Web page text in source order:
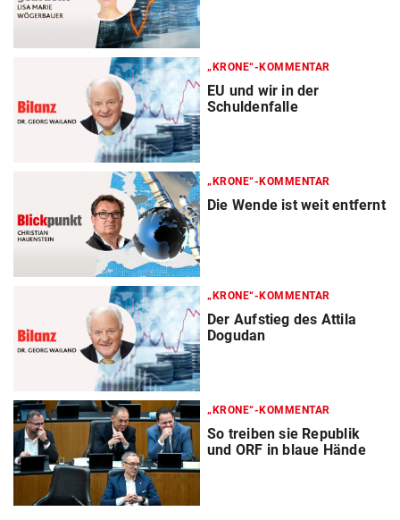
„KRONE“-KOMMENTAR
EU und wir in der
Schuldenfalle
„KRONE“-KOMMENTAR
Die Wende ist weit entfernt
„KRONE“-KOMMENTAR
Der Aufstieg des Attila
Dogudan
„KRONE“-KOMMENTAR
So treiben sie Republik
und ORF in blaue Hände